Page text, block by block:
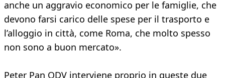
anche un aggravio economico per le famiglie, che
devono farsi carico delle spese per il trasporto e
l’alloggio in città, come Roma, che molto spesso
non sono a buon mercato».
Peter Pan ODV interviene proprio in queste due